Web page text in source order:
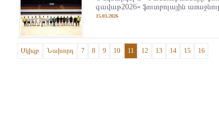
գավաթ2026» ֆուտբոլային
15.03.2026
Սկիզբ Նախորդ 7 8 9 10 11 12 13 14 15 16